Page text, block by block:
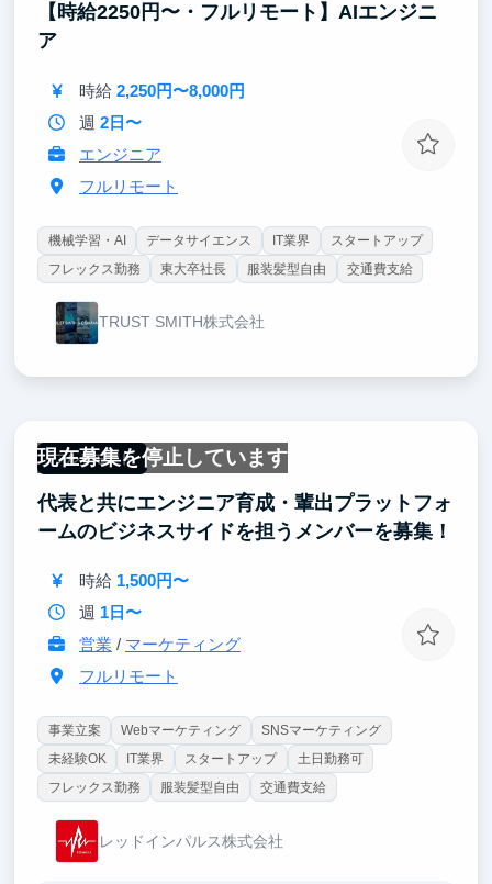
【時給2250円〜・フルリモート】AIエンジニ
ア
時給 2,250円〜8,000円
週 2日〜
エンジニア
フルリモート
機械学習・AI データサイエンス IT業界
スタートアップ
フレックス勤務
東大卒社長 服装髪型自由 交通費支給
TRUST SMITH株式会社
現在募集を停止しています
フルリモート
代表と共にエンジニア育成・輩出プラットフォ
ームのビジネスサイドを担うメンバーを募集！
時給 1,500円〜
週 1日〜
営業 / マーケティング
フルリモート
事業立案 Webマーケティング
SNSマーケティング
未経験OK
IT業界 スタートアップ
土日勤務可
フレックス勤務
服装髪型自由 交通費支給
レッドインパルス株式会社